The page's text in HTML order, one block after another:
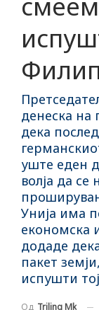
денеска на
дека
уште еден
волја да
Унија има
економска
додаде
пакет
испушти
Од Triling Mk